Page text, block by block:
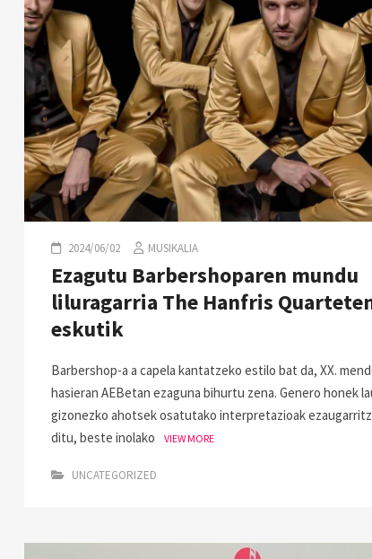
2024/06/02 MUSIKALIA
Ezagutu Barbershoparen mundu
liluragarria The Hanfris
eskutik
Barbershop-a a capela kantatzeko estilo bat da, XX.
hasieran AEBetan ezaguna bihurtu zena. Genero honek
gizonezko ahotsek osatutako interpretazioak
ditu, beste inolako
VIEW MORE
UNCATEGORIZED